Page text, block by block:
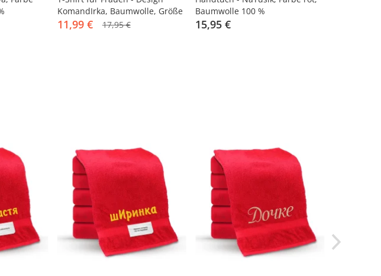
KomandIrka, Baumwolle, Größe
XL
11,99 € 17,95 €
Baumwolle 100 %
15,95 €